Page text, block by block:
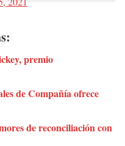
premio
de Compañía ofrece
de reconciliación con